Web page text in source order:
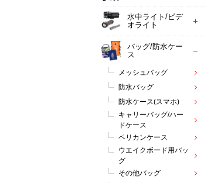
水中ライト/ビデ
オライト
バッグ/防水ケー
ス
メッシュバッグ
防水バッグ
防水ケース(スマホ)
キャリーバッグ/ハー
ドケース
ペリカンケース
ウエイクボード用バッ
グ
その他バッグ